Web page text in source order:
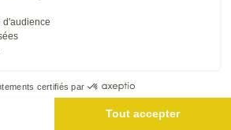
d'audience
certifiés par
Tout accepter
Droit à l'oubli
CNIL N°VCY0350815H